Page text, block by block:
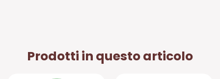
Prodotti in questo articolo